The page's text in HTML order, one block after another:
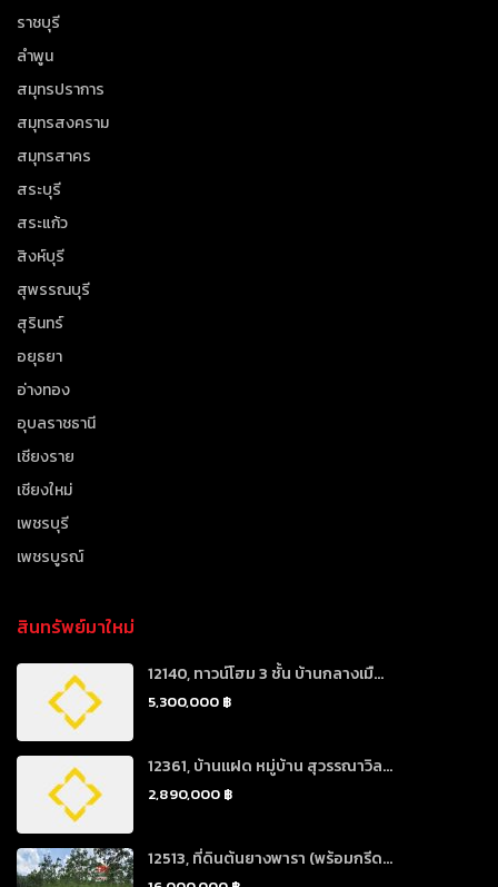
ราชบุรี
ลำพูน
สมุทรปราการ
สมุทรสงคราม
สมุทรสาคร
สระบุรี
สระแก้ว
สิงห์บุรี
สุพรรณบุรี
สุรินทร์
อยุธยา
อ่างทอง
อุบลราชธานี
เชียงราย
เชียงใหม่
เพชรบุรี
เพชรบูรณ์
สินทรัพย์มาใหม่
12140, ทาวน์โฮม 3 ชั้น บ้านกลางเมื...
5,300,000 ฿
12361, บ้านแฝด หมู่บ้าน สุวรรณาวิล...
2,890,000 ฿
12513, ที่ดินต้นยางพารา (พร้อมกรีด...